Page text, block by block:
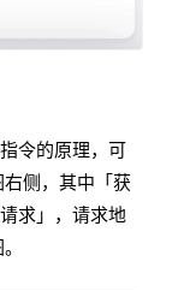
令的原理，可
侧，其中「获
求」，请求地